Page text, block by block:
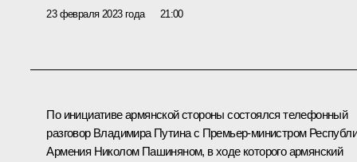
23 февраля 2023 года 21:00
По инициативе армянской стороны состоялся телефонный
разговор Владимира Путина с Премьер-министром
Армения Николом Пашиняном, в ходе которого армянский